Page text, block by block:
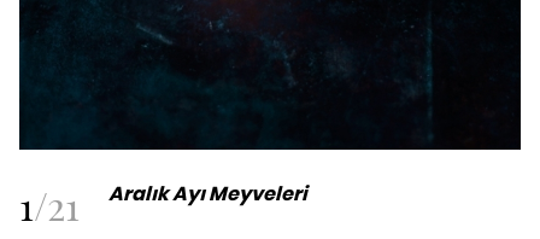
1/21 Aralık Ayı Meyveleri